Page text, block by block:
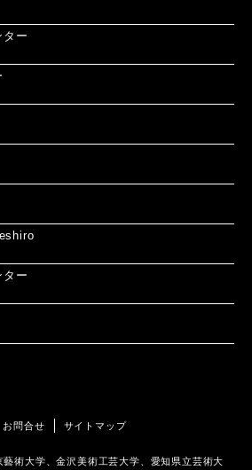
ター
ター
お問合せ
サイトマップ
術大学、金沢美術工芸大学、愛知県立芸術大